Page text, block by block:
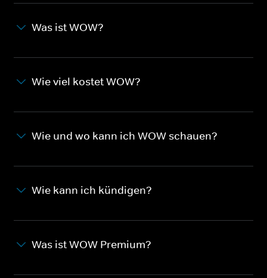
Was ist WOW?
Wie viel kostet WOW?
Wie und wo kann ich WOW schauen?
Wie kann ich kündigen?
Was ist WOW Premium?